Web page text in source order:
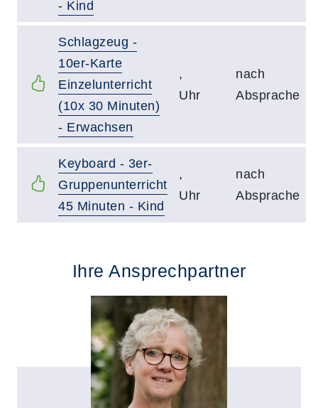
- Kind
Schlagzeug -
10er-Karte
Einzelunterricht
(10x 30 Minuten)
- Erwachsen
,
Uhr
nach
Absprache
Keyboard - 3er-
Gruppenunterricht
45 Minuten - Kind
,
Uhr
nach
Absprache
Ihre Ansprechpartner